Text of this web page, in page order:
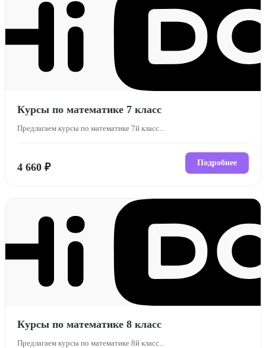
Курсы по математике 7 класс
Предлагаем курсы по математике 7й класс...
4 660 ₽ Подробнее
Курсы по математике 8 класс
Предлагаем курсы по математике 8й класс...